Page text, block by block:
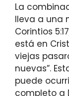
La
lleva a una
Corintios
está en
viejas
nuevas”.
puede
completo a